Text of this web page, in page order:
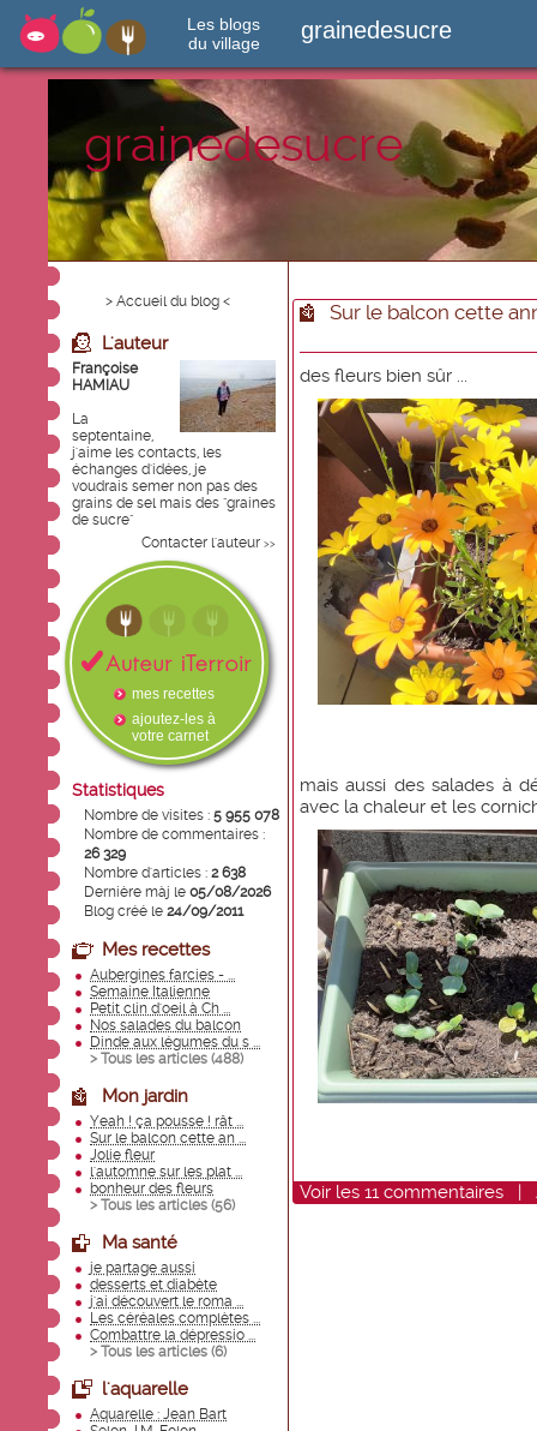
Les blogs
du village
grainedesucre
grainedesucre
> Accueil du blog <
L'auteur
Françoise
HAMIAU
La
septentaine,
j'aime les contacts, les
échanges d'idées, je
voudrais semer non pas des
grains de sel mais des "graines
de sucre"
Contacter l'auteur >>
mes recettes
ajoutez-les à
votre carnet
Statistiques
Nombre de visites : 5 955 078
Nombre de commentaires :
26 329
Nombre d'articles : 2 638
Dernière màj le 05/08/2026
Blog créé le 24/09/2011
Mes recettes
Aubergines farcies - ...
Semaine Italienne
Petit clin d'oeil à Ch ...
Nos salades du balcon
Dinde aux légumes du s ...
> Tous les articles (488)
Mon jardin
Yeah ! ça pousse ! rât ...
Sur le balcon cette an ...
Jolie fleur
l'automne sur les plat ...
bonheur des fleurs
> Tous les articles (56)
Ma santé
je partage aussi
desserts et diabète
j'ai découvert le roma ...
Les céréales complètes ...
Combattre la dépressio ...
> Tous les articles (6)
l'aquarelle
Aquarelle : Jean Bart
Sur le balcon cette
des fleurs bien sûr ...
mais aussi des salades à
avec la chaleur et les
Voir les 11 commentaires |